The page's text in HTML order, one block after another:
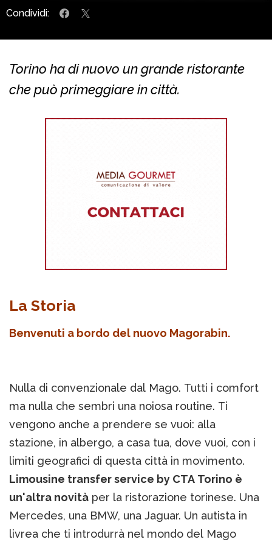
Condividi:
Torino ha di nuovo un grande ristorante
che può primeggiare in città.
La Storia
Benvenuti a bordo del nuovo Magorabin.
Nulla di convenzionale dal Mago. Tutti i comfort
ma nulla che sembri una noiosa routine. Ti
vengono anche a prendere se vuoi: alla
stazione, in albergo, a casa tua, dove vuoi, con i
limiti geografici di questa città in movimento.
Limousine transfer service by CTA Torino è
un'altra novità per la ristorazione torinese. Una
Mercedes, una BMW, una Jaguar. Un autista in
livrea che ti introdurrà nel mondo del Mago